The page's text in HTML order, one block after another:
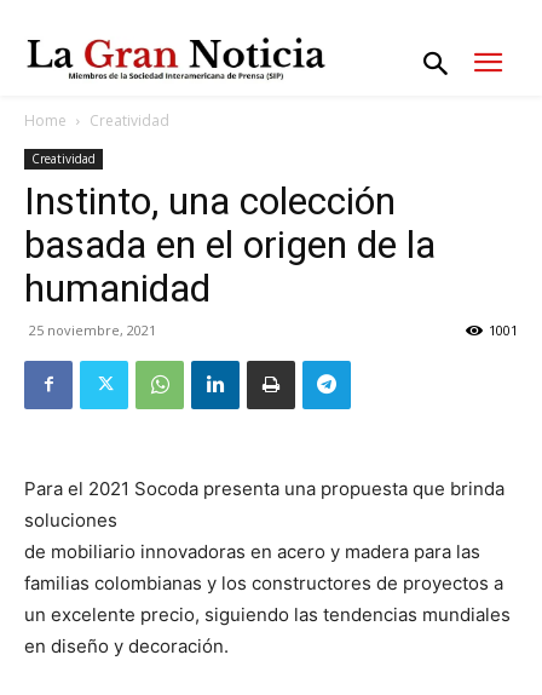
Home Creatividad
Creatividad
Instinto, una colección
basada en el origen de la
humanidad
25 noviembre, 2021 1001
Para el 2021 Socoda presenta una propuesta que brinda
soluciones
de mobiliario innovadoras en acero y madera para las
familias colombianas y los constructores de proyectos a
un excelente precio, siguiendo las tendencias mundiales
en diseño y decoración.